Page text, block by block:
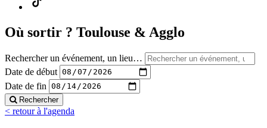
Où sortir ? Toulouse & Agglo
Rechercher un événement, un lieu…
Date de début
Date de fin
Rechercher
< retour à l'agenda